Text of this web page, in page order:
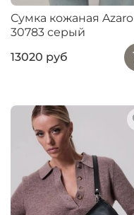
Сумка кожаная Azaro
30783 серый
13020 руб